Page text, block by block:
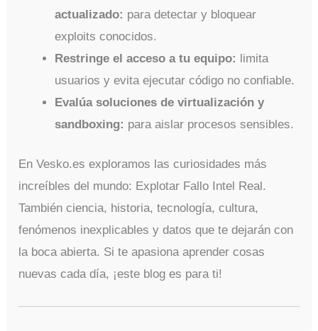
actualizado: para detectar y bloquear
exploits conocidos.
Restringe el acceso a tu equipo: limita
usuarios y evita ejecutar código no confiable.
Evalúa soluciones de virtualización y
sandboxing: para aislar procesos sensibles.
En Vesko.es exploramos las curiosidades más
increíbles del mundo: Explotar Fallo Intel Real.
También ciencia, historia, tecnología, cultura,
fenómenos inexplicables y datos que te dejarán con
la boca abierta. Si te apasiona aprender cosas
nuevas cada día, ¡este blog es para ti!